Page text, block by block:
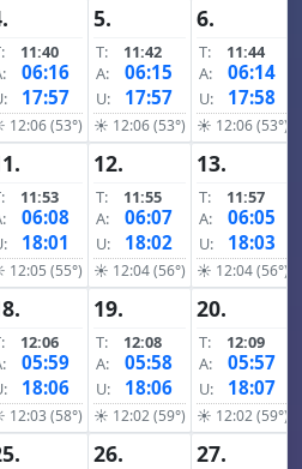
11:40
06:16
17:57
12:06 (53°)
5.
T:
11:42
A:
06:15
U: 17:57
☀ 12:06 (53°)
6.
T:
11:44
A:
06:14
U: 17:58
☀ 12:06 (53°)
11:53
06:08
18:01
12:05 (55°)
12.
T:
11:55
A:
06:07
U: 18:02
☀ 12:04 (56°)
13.
T:
11:57
A:
06:05
U: 18:03
☀ 12:04 (56°)
12:06
05:59
18:06
12:03 (58°)
19.
T:
12:08
A:
05:58
U: 18:06
☀ 12:02 (59°)
20.
T:
12:09
A:
05:57
U: 18:07
☀ 12:02 (59°)
26. 27.